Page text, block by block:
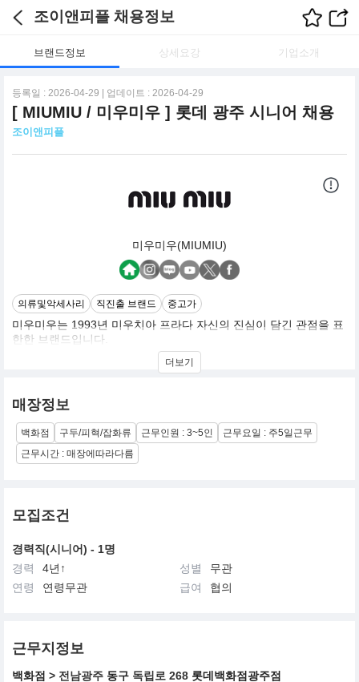
조이앤피플 채용정보
브랜드정보 상세요강 기업소개
등록일 : 2026-04-29 | 업데이트 : 2026-04-29
[ MIUMIU / 미우미우 ] 롯데 광주 시니어 채용
조이앤피플
미우미우(MIUMIU)
의류및악세사리 직진출 브랜드 중고가
미우미우는 1993년 미우치아 프라다 자신의 진심이 담긴 관점을 표
한한 브랜드입니다.
미우미우는 여성 내면에 숨겨진 복잡하고 파격적이며 충동적인 특
성을 반영한 하나의 세계라고 할 수 있습니다.
싶은 열망을 불러일으키면서 '트렌드 메이커'라는 수식어가 잘 어울
리는 글로벌 브랜드입니다.
더보기
매장정보
백화점 구두/피혁/잡화류 근무인원 : 3~5인
근무요일 : 주5일근무
근무시간 : 매장에따라다름
모집조건
경력직(시니어) - 1명
경력
4년↑ 성별
무관
연령
연령무관 급여 협의
근무지정보
백화점 > 전남광주 동구 독립로 268 롯데백화점광주점